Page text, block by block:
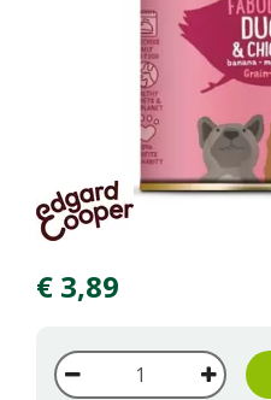
€ 3,89